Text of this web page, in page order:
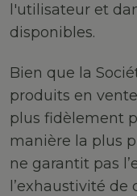
l'utilisateur et
disponibles.
Bien que la
produits en
plus fidèlement
manière la plus
ne garantit pas
l’exhaustivité de